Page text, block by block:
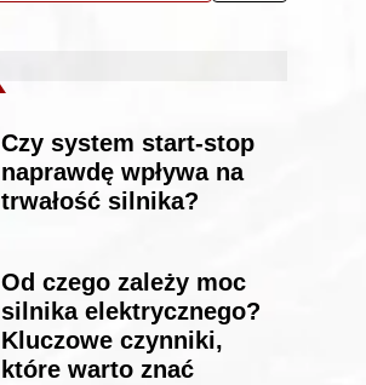
Czy system start-stop
naprawdę wpływa na
trwałość silnika?
Od czego zależy moc
silnika elektrycznego?
Kluczowe czynniki,
które warto znać